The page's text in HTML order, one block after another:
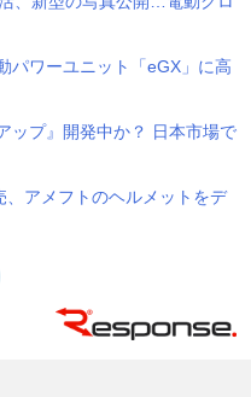
パワーユニット「eGX」に高
ップ』開発中か？ 日本市場で
アメフトのヘルメットをデ